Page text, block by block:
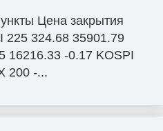
Цена закрытия
225 324.68 35901.79
16216.33 -0.17 KOSPI
200 -...